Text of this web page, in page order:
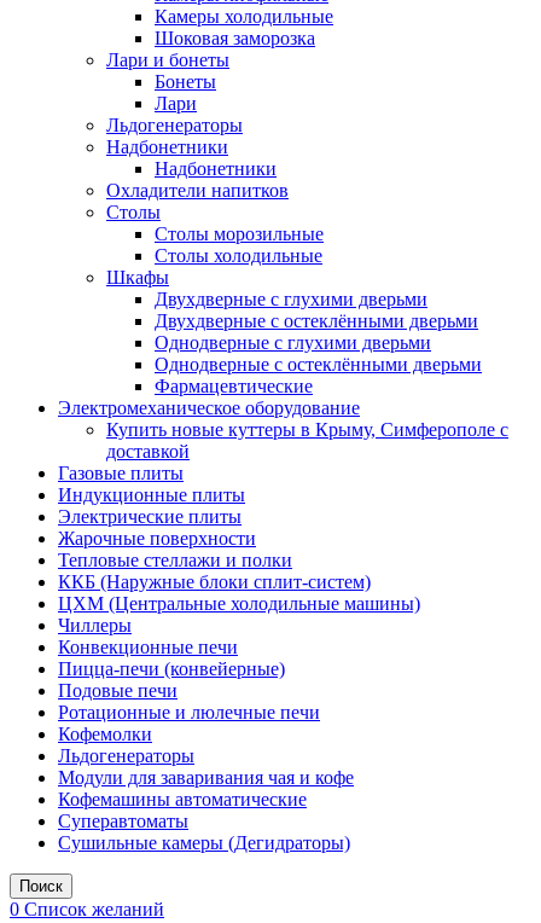
Камеры холодильные
Шоковая заморозка
Лари и бонеты
Бонеты
Лари
Льдогенераторы
Надбонетники
Надбонетники
Охладители напитков
Столы
Столы морозильные
Столы холодильные
Шкафы
Двухдверные с глухими дверьми
Двухдверные с остеклёнными дверьми
Однодверные с глухими дверьми
Однодверные с остеклёнными дверьми
Фармацевтические
Электромеханическое оборудование
Купить новые куттеры в Крыму, Симферополе с
доставкой
Газовые плиты
Индукционные плиты
Электрические плиты
Жарочные поверхности
Тепловые стеллажи и полки
ККБ (Наружные блоки сплит-систем)
ЦХМ (Центральные холодильные машины)
Чиллеры
Конвекционные печи
Пицца-печи (конвейерные)
Подовые печи
Ротационные и люлечные печи
Кофемолки
Льдогенераторы
Модули для заваривания чая и кофе
Кофемашины автоматические
Суперавтоматы
Сушильные камеры (Дегидраторы)
Поиск
0 Список желаний